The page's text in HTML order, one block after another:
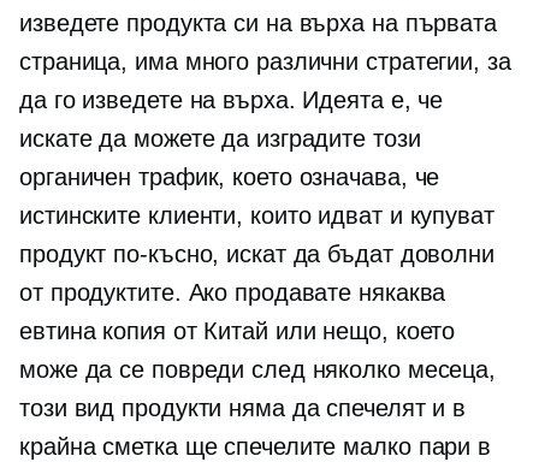
изведете продукта си на върха на първата
страница, има много различни стратегии, за
да го изведете на върха. Идеята е, че
искате да можете да изградите този
органичен трафик, което означава, че
истинските клиенти, които идват и купуват
продукт по-късно, искат да бъдат доволни
от продуктите. Ако продавате някаква
евтина копия от Китай или нещо, което
може да се повреди след няколко месеца,
този вид продукти няма да спечелят и в
крайна сметка ще спечелите малко пари в